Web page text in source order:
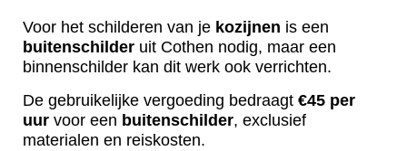
Voor het schilderen van je kozijnen is een
buitenschilder uit Cothen nodig, maar een
binnenschilder kan dit werk ook verrichten.
De gebruikelijke vergoeding bedraagt €45 per
uur voor een buitenschilder, exclusief
materialen en reiskosten.